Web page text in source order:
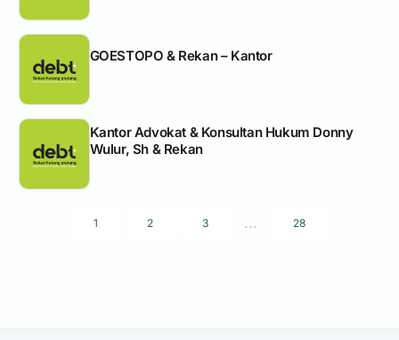
GOESTOPO & Rekan – Kantor
Kantor Advokat & Konsultan Hukum Donny
Wulur, Sh & Rekan
1 2 3 ... 28